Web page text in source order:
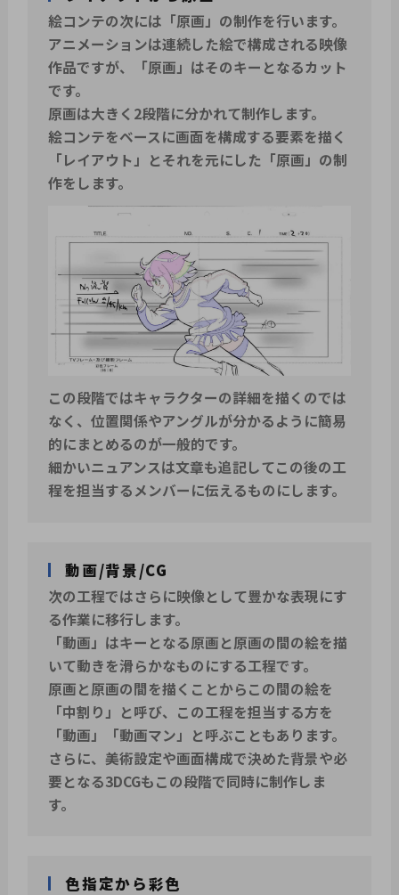
絵コンテの次には「原画」の制作を行います。
アニメーションは連続した絵で構成される映像
作品ですが、「原画」はそのキーとなるカット
です。
原画は大きく2段階に分かれて制作します。
絵コンテをベースに画面を構成する要素を描く
「レイアウト」とそれを元にした「原画」の制
作をします。
この段階ではキャラクターの詳細を描くのでは
なく、位置関係やアングルが分かるように簡易
的にまとめるのが一般的です。
細かいニュアンスは文章も追記してこの後の工
程を担当するメンバーに伝えるものにします。
動画/背景/CG
次の工程ではさらに映像として豊かな表現にす
る作業に移行します。
「動画」はキーとなる原画と原画の間の絵を描
いて動きを滑らかなものにする工程です。
原画と原画の間を描くことからこの間の絵を
「中割り」と呼び、この工程を担当する方を
「動画」「動画マン」と呼ぶこともあります。
さらに、美術設定や画面構成で決めた背景や必
要となる3DCGもこの段階で同時に制作しま
す。
色指定から彩色